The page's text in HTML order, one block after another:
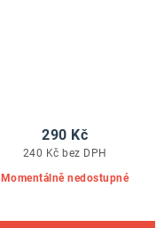
Momentálně nedostupné
240 Kč bez DPH
290 Kč